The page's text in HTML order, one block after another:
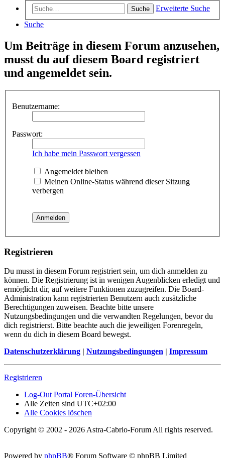
Suche
Erweiterte Suche
Suche
Um Beiträge in diesem Forum anzusehen,
musst du auf diesem Board registriert
und angemeldet sein.
Benutzername:
Passwort:
Ich habe mein Passwort vergessen
Angemeldet bleiben
Meinen Online-Status während dieser Sitzung
verbergen
Registrieren
Du musst in diesem Forum registriert sein, um dich anmelden zu
können. Die Registrierung ist in wenigen Augenblicken erledigt und
ermöglicht dir, auf weitere Funktionen zuzugreifen. Die Board-
Administration kann registrierten Benutzern auch zusätzliche
Berechtigungen zuweisen. Beachte bitte unsere
Nutzungsbedingungen und die verwandten Regelungen, bevor du
dich registrierst. Bitte beachte auch die jeweiligen Forenregeln,
wenn du dich in diesem Board bewegst.
Datenschutzerklärung | Nutzungsbedingungen | Impressum
Registrieren
Log-Out Portal Foren-Übersicht
Alle Zeiten sind UTC+02:00
Alle Cookies löschen
Copyright © 2002 - 2026 Astra-Cabrio-Forum All rights reserved.
Powered by phpBB® Forum Software © phpBB Limited